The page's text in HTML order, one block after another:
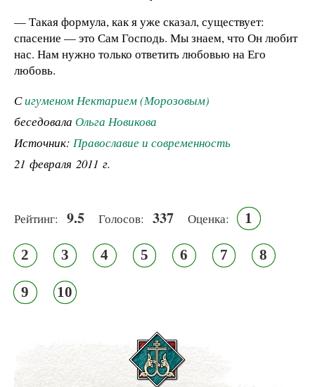
— Такая формула, как я уже сказал, существует:
спасение — это Сам Господь. Мы знаем, что Он любит
нас. Нам нужно только ответить любовью на Его
любовь.
Сигуменом Нектарием (Морозовым)
беседовала Ольга Новикова
Источник: Православие и современность
21 февраля 2011 г.
Рейтинг: 9.5 Голосов: 337 Оценка: 1
2 3 4 5 6 7 8
9 10